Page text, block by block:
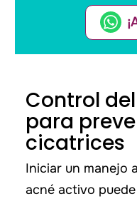
Control
para
cicatrices
Iniciar un manejo
acné activo